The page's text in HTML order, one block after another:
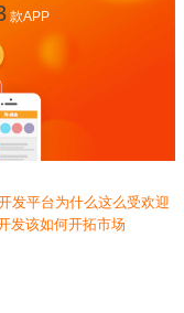
款APP
发平台为什么这么受欢迎
发该如何开拓市场